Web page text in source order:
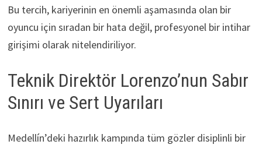
Bu tercih, kariyerinin en önemli aşamasında olan bir
oyuncu için sıradan bir hata değil, profesyonel bir intihar
girişimi olarak nitelendiriliyor.
Teknik Direktör Lorenzo’nun Sabır
Sınırı ve Sert Uyarıları
Medellín’deki hazırlık kampında tüm gözler disiplinli bir